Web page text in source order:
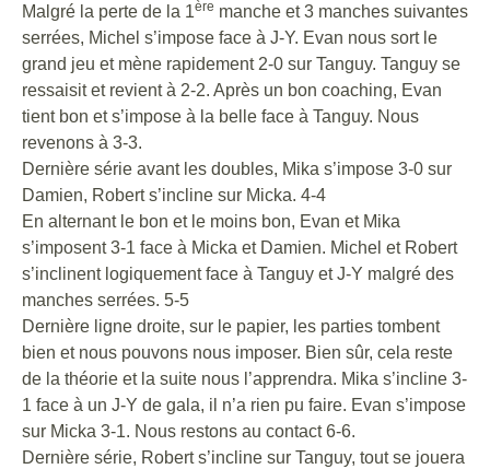
Malgré la perte de la 1ère manche et 3 manches suivantes
serrées, Michel s’impose face à J-Y. Evan nous sort le
grand jeu et mène rapidement 2-0 sur Tanguy. Tanguy se
ressaisit et revient à 2-2. Après un bon coaching, Evan
tient bon et s’impose à la belle face à Tanguy. Nous
revenons à 3-3.
Dernière série avant les doubles, Mika s’impose 3-0 sur
Damien, Robert s’incline sur Micka. 4-4
En alternant le bon et le moins bon, Evan et Mika
s’imposent 3-1 face à Micka et Damien. Michel et Robert
s’inclinent logiquement face à Tanguy et J-Y malgré des
manches serrées. 5-5
Dernière ligne droite, sur le papier, les parties tombent
bien et nous pouvons nous imposer. Bien sûr, cela reste
de la théorie et la suite nous l’apprendra. Mika s’incline 3-
1 face à un J-Y de gala, il n’a rien pu faire. Evan s’impose
sur Micka 3-1. Nous restons au contact 6-6.
Dernière série, Robert s’incline sur Tanguy, tout se jouera